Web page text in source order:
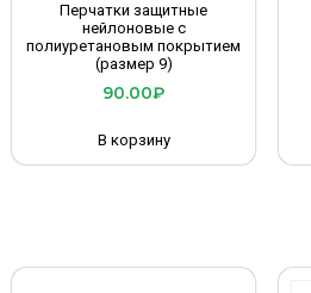
Перчатки защитные
нейлоновые с
полиуретановым покрытием
(размер 9)
90.00₽
В корзину